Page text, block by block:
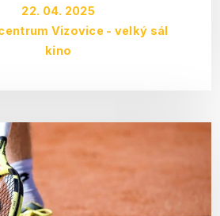
22. 04. 2025
Vizovice - velký sál
kino